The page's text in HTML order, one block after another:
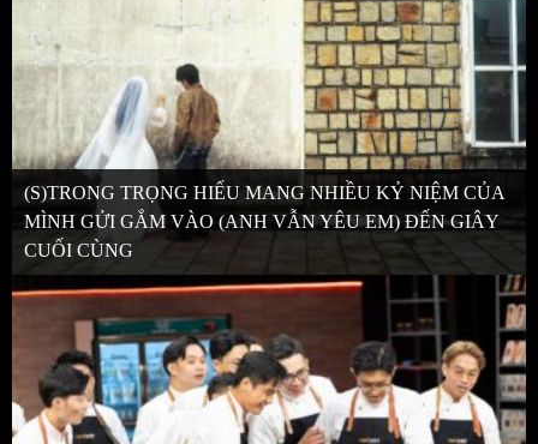
(S)TRONG TRỌNG HIẾU MANG NHIỀU KỶ NIỆM CỦA
MÌNH GỬI GẮM VÀO (ANH VẪN YÊU EM) ĐẾN GIÂY
CUỐI CÙNG